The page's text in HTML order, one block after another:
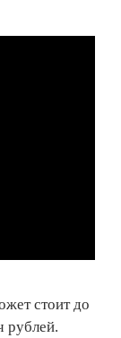
стоит до
рублей.